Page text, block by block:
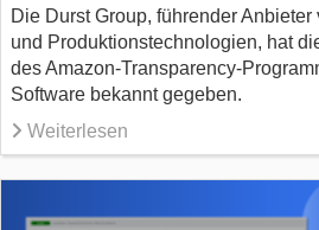
Die Durst Group, führender
und Produktionstechnologien, hat
des Amazon-Transparency-
Software bekannt gegeben.
Weiterlesen